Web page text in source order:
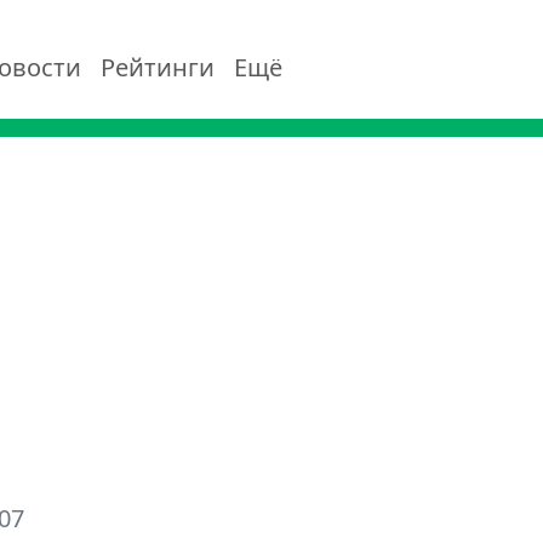
Рейтинги Ещё